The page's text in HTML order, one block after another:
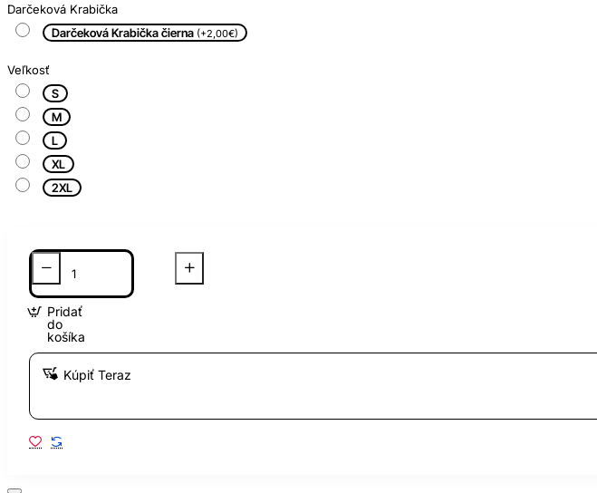
Darčeková Krabička
Darčeková Krabička čierna (+2,00€)
Veľkosť
S
M
L
XL
2XL
Pridať
do
košíka
Kúpiť Teraz